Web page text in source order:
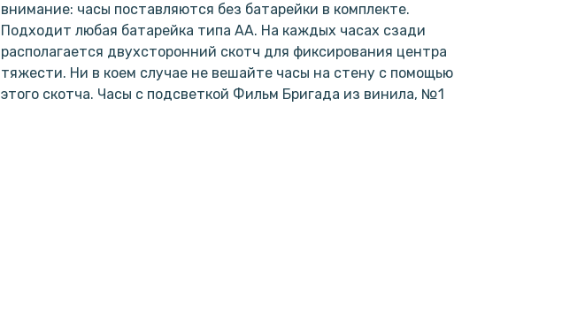
внимание: часы поставляются без батарейки в комплекте.
Подходит любая батарейка типа АА. На каждых часах сзади
располагается двухсторонний скотч для фиксирования центра
тяжести. Ни в коем случае не вешайте часы на стену с помощью
этого скотча. Часы с подсветкой Фильм Бригада из винила, №1